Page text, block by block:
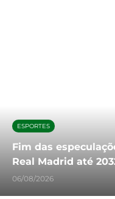
ESPORTES
Fim das
Real Madrid até
06/08/2026